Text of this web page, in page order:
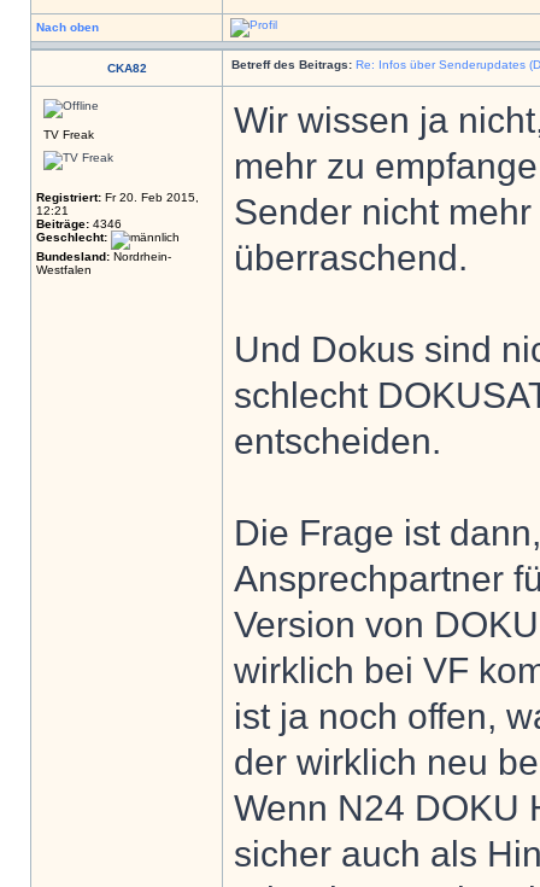
Nach oben
CKA82 Betreff des Beitrags: Re: Infos über Senderupdates
TV Freak
Registriert: Fr 20. Feb 2015,
12:21
Beiträge: 4346
Geschlecht:
Bundesland: Nordrhein-
Westfalen
Wir wissen ja
mehr zu
Sender nicht
überraschend.
Und Dokus sind
schlecht
entscheiden.
Die Frage ist
Ansprechpartner
Version von
wirklich bei VF
ist ja noch offen,
der wirklich neu
Wenn N24 DOKU
sicher auch als